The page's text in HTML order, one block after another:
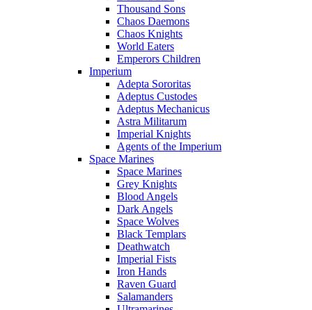
Thousand Sons
Chaos Daemons
Chaos Knights
World Eaters
Emperors Children
Imperium
Adepta Sororitas
Adeptus Custodes
Adeptus Mechanicus
Astra Militarum
Imperial Knights
Agents of the Imperium
Space Marines
Space Marines
Grey Knights
Blood Angels
Dark Angels
Space Wolves
Black Templars
Deathwatch
Imperial Fists
Iron Hands
Raven Guard
Salamanders